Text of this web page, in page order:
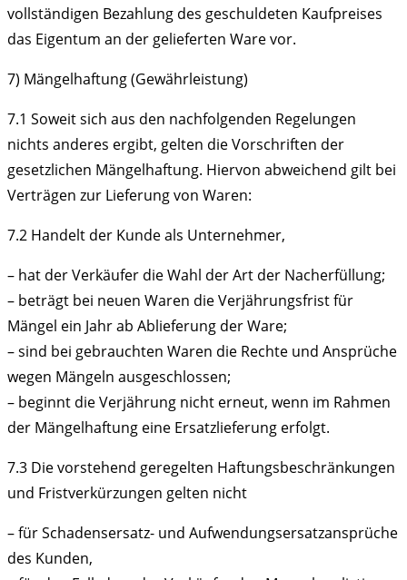
vollständigen Bezahlung des geschuldeten Kaufpreises
das Eigentum an der gelieferten Ware vor.
7) Mängelhaftung (Gewährleistung)
7.1 Soweit sich aus den nachfolgenden Regelungen
nichts anderes ergibt, gelten die Vorschriften der
gesetzlichen Mängelhaftung. Hiervon abweichend gilt bei
Verträgen zur Lieferung von Waren:
7.2 Handelt der Kunde als Unternehmer,
– hat der Verkäufer die Wahl der Art der Nacherfüllung;
– beträgt bei neuen Waren die Verjährungsfrist für
Mängel ein Jahr ab Ablieferung der Ware;
– sind bei gebrauchten Waren die Rechte und Ansprüche
wegen Mängeln ausgeschlossen;
– beginnt die Verjährung nicht erneut, wenn im Rahmen
der Mängelhaftung eine Ersatzlieferung erfolgt.
7.3 Die vorstehend geregelten Haftungsbeschränkungen
und Fristverkürzungen gelten nicht
– für Schadensersatz- und Aufwendungsersatzansprüche
des Kunden,